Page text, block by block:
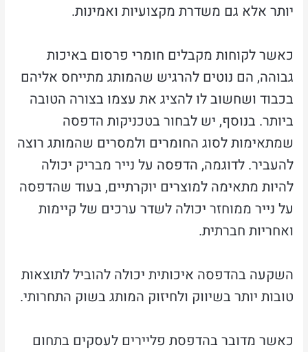
יותר אלא גם משדרת מקצועיות ואמינות.
כאשר לקוחות מקבלים חומרי פרסום באיכות
גבוהה, הם נוטים להרגיש שהמותג מתייחס אליהם
בכבוד ושחשוב לו להציג את עצמו בצורה הטובה
ביותר. בנוסף, יש לבחור בטכניקות הדפסה
שמתאימות לסוג החומרים ולמסרים שהמותג רוצה
להעביר. לדוגמה, הדפסה על נייר מבריק יכולה
להיות מתאימה למוצרים יוקרתיים, בעוד שהדפסה
על נייר ממוחזר יכולה לשדר ערכים של קיימות
ואחריות חברתית.
השקעה בהדפסה איכותית יכולה להוביל לתוצאות
טובות יותר בשיווק ולחיזוק המותג בשוק התחרותי.
כאשר מדובר בהדפסת פליירים לעסקים בתחום